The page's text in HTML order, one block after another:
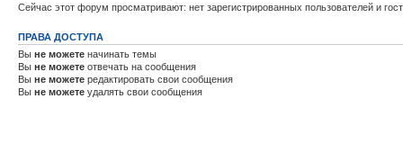
Сейчас этот форум просматривают: нет зарегистрированных пользователей и
ПРАВА ДОСТУПА
Вы не можете начинать темы
Вы не можете отвечать на сообщения
Вы не можете редактировать свои сообщения
Вы не можете удалять свои сообщения